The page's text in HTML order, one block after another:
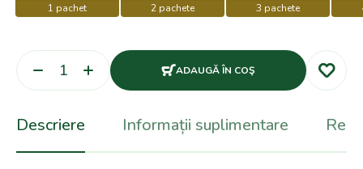
ADAUGĂ ÎN COŞ
Descriere Informații suplimentare